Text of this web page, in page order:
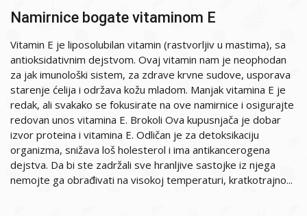
Namirnice bogate vitaminom E
Vitamin E je liposolubilan vitamin (rastvorljiv u mastima), sa
antioksidativnim dejstvom. Ovaj vitamin nam je neophodan
za jak imunološki sistem, za zdrave krvne sudove, usporava
starenje ćelija i održava kožu mladom. Manjak vitamina E je
redak, ali svakako se fokusirate na ove namirnice i osigurajte
redovan unos vitamina E. Brokoli Ova kupusnjača je dobar
izvor proteina i vitamina E. Odličan je za detoksikaciju
organizma, snižava loš holesterol i ima antikancerogena
dejstva. Da bi ste zadržali sve hranljive sastojke iz njega
nemojte ga obrađivati na visokoj temperaturi, kratkotrajno...